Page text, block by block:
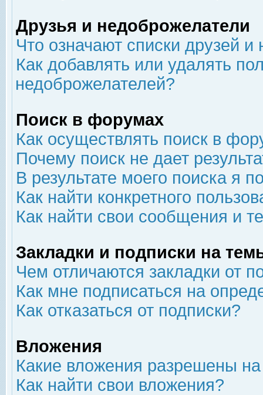
Друзья и недоброжелатели
Что означают списки друзей
Как добавлять или удалять
недоброжелателей?
Поиск в форумах
Как осуществлять поиск в
Почему поиск не дает
В результате моего поиска я
Как найти конкретного
Как найти свои сообщения и
Закладки и подписки на
Чем отличаются закладки от
Как мне подписаться на
Как отказаться от подписки?
Вложения
Какие вложения разрешены
Как найти свои вложения?